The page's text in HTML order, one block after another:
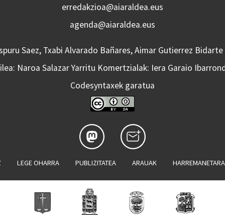
erredakzioa@aiaraldea.eus
agenda@aiaraldea.eus
Saez, Txabi Alvarado Bañares, Aimar Gutierrez
Naroa Salazar Yarritu Komertzialak: Iera Garaio
Codesyntaxek garatua
LEGE OHARRA PUBLIZITATEA ARAUAK